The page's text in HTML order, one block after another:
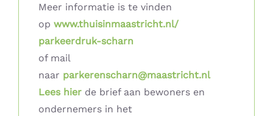
Meer informatie is te vinden
opwww.thuisinmaastricht.nl/
parkeerdruk-scharn
of mail
naar parkerenscharn@maastricht.nl
Lees hier de brief aan bewoners en
ondernemers in het